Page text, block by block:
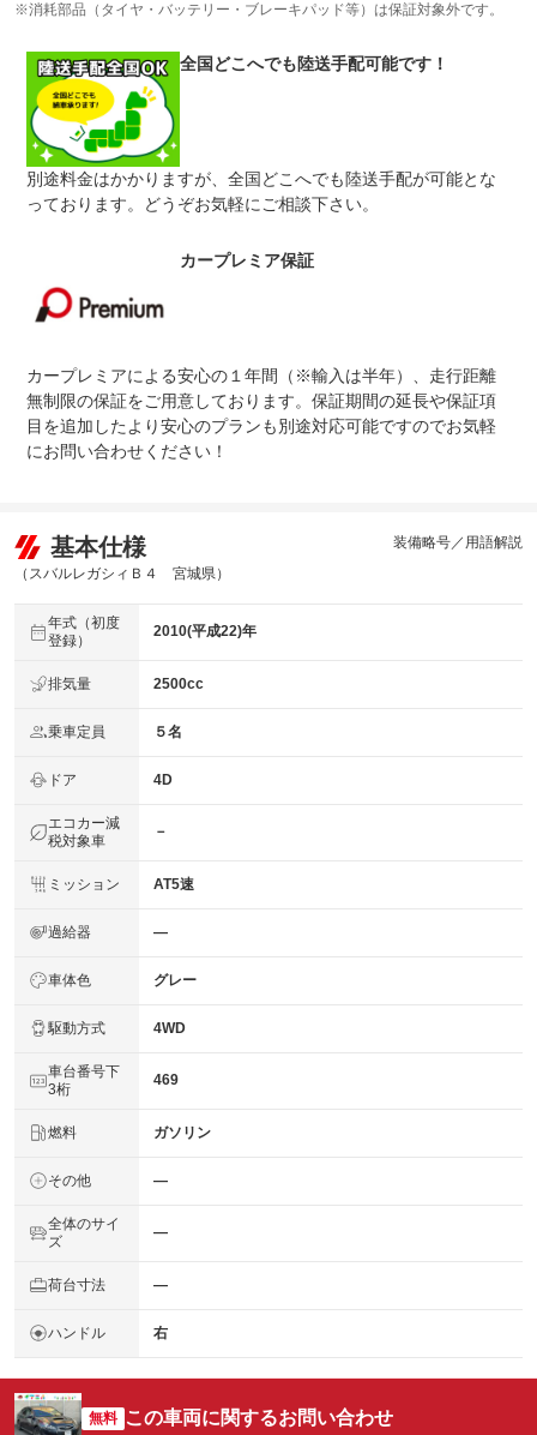
※消耗部品（タイヤ・バッテリー・ブレーキパッド等）は保証対象外です。
全国どこへでも陸送手配可能です！
別途料金はかかりますが、全国どこへでも陸送手配が可能とな
っております。どうぞお気軽にご相談下さい。
カープレミア保証
カープレミアによる安心の１年間（※輸入は半年）、走行距離
無制限の保証をご用意しております。保証期間の延長や保証項
目を追加したより安心のプランも別途対応可能ですのでお気軽
にお問い合わせください！
基本仕様
（スバルレガシィＢ４ 宮城県）
装備略号／用語解説
年式（初度
登録）
2010(平成22)年
排気量 2500cc
乗車定員 ５名
ドア 4D
エコカー減
税対象車
－
ミッション AT5速
過給器 ―
車体色 グレー
駆動方式 4WD
車台番号下
3桁
469
燃料 ガソリン
その他 ―
全体のサイ
ズ
―
荷台寸法 ―
ハンドル 右
無料 この車両に関するお問い合わせ